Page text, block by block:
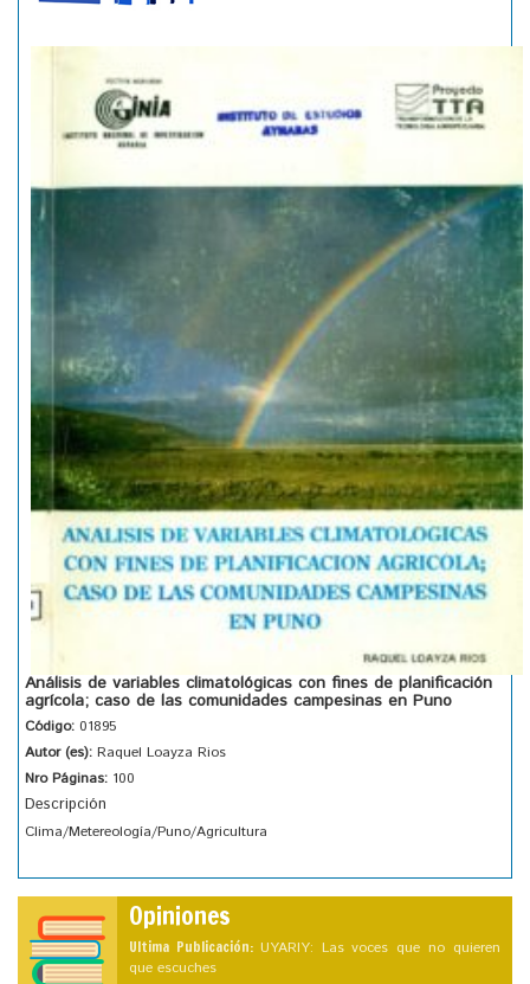
Análisis de variables climatológicas con fines de planificación
agrícola; caso de las comunidades campesinas en Puno
Código: 01895
Autor (es): Raquel Loayza Rios
Nro Páginas: 100
Descripción
Clima/Metereología/Puno/Agricultura
Opiniones
Ultima Publicación: UYARIY: Las voces que no quieren
que escuches